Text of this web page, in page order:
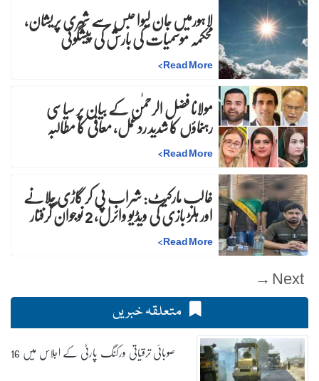
لاہورمیں جان لیوا حبس سے شہری پریشان،
محکمہ موسمیات کی بارش کی پیشگوئی
Read More
>
مولانا فضل الرحمٰن کے بیان پر سیاسی
رہنماؤں کا شدید ردعمل، معافی کا مطالبہ
Read More
>
غالب مارکیٹ: شراب پی کر گاڑی چلانے
اور ہلڑ بازی کی ویڈیو وائرل، 2 نوجوان گرفتار
Read More
>
Next →
متعلقہ خبریں
صوبائی ترقیاتی ورکنگ پارٹی کے اجلاس میں 16